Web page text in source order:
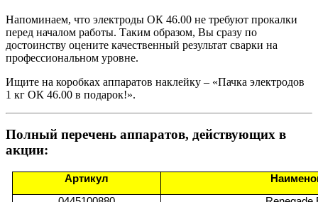
Напоминаем, что электроды ОК 46.00 не требуют прокалки
перед началом работы. Таким образом, Вы сразу по
достоинству оцените качественный результат сварки на
профессиональном уровне.
Ищите на коробках аппаратов наклейку – «Пачка электродов
1 кг ОК 46.00 в подарок!».
Полный перечень аппаратов, действующих в
акции:
Артикул